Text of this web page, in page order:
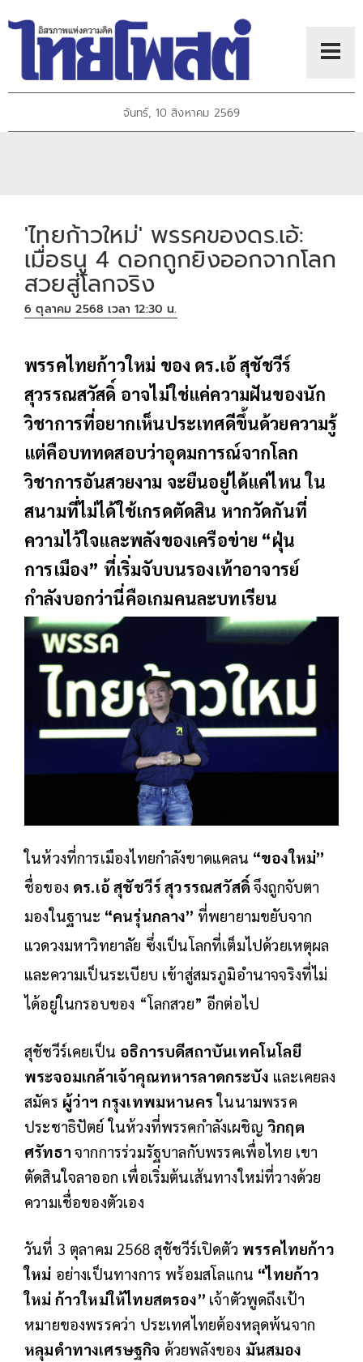
จันทร์, 10 สิงหาคม 2569
'ไทยก้าวใหม่' พรรคของดร.เอ้:
เมื่อธนู 4 ดอกถูกยิงออกจากโลก
สวยสู่โลกจริง
6 ตุลาคม 2568 เวลา 12:30 น.
พรรคไทยก้าวใหม่ ของ ดร.เอ้ สุชัชวีร์
สุวรรณสวัสดิ์ อาจไม่ใช่แค่ความฝันของนัก
วิชาการที่อยากเห็นประเทศดีขึ้นด้วยความรู้
แต่คือบททดสอบว่าอุดมการณ์จากโลก
วิชาการอันสวยงาม จะยืนอยู่ได้แค่ไหน ใน
สนามที่ไม่ได้ใช้เกรดตัดสิน หากวัดกันที่
ความไว้ใจและพลังของเครือข่าย “ฝุ่น
การเมือง” ที่เริ่มจับบนรองเท้าอาจารย์
กำลังบอกว่านี่คือเกมคนละบทเรียน
ในห้วงที่การเมืองไทยกำลังขาดแคลน “ของใหม่”
ชื่อของ ดร.เอ้ สุชัชวีร์ สุวรรณสวัสดิ์จึงถูกจับตา
มองในฐานะ “คนรุ่นกลาง” ที่พยายามขยับจาก
แวดวงมหาวิทยาลัย ซึ่งเป็นโลกที่เต็มไปด้วยเหตุผล
และความเป็นระเบียบ เข้าสู่สมรภูมิอำนาจจริงที่ไม่
ได้อยู่ในกรอบของ “โลกสวย” อีกต่อไป
สุชัชวีร์เคยเป็น อธิการบดีสถาบันเทคโนโลยี
พระจอมเกล้าเจ้าคุณทหารลาดกระบัง และเคยลง
สมัคร ผู้ว่าฯ กรุงเทพมหานคร ในนามพรรค
ประชาธิปัตย์ ในห้วงที่พรรคกำลังเผชิญวิกฤต
ศรัทธาจากการร่วมรัฐบาลกับพรรคเพื่อไทย เขา
ตัดสินใจลาออก เพื่อเริ่มต้นเส้นทางใหม่ที่วางด้วย
ความเชื่อของตัวเอง
วันที่ 3 ตุลาคม 2568 สุชัชวีร์เปิดตัว พรรคไทยก้าว
ใหม่ อย่างเป็นทางการ พร้อมสโลแกน “ไทยก้าว
ใหม่ ก้าวใหม่ให้ไทยสตรอง” เจ้าตัวพูดถึงเป้า
หมายของพรรคว่า ประเทศไทยต้องหลุดพ้นจาก
หลุมดำทางเศรษฐกิจ ด้วยพลังของ มันสมอง